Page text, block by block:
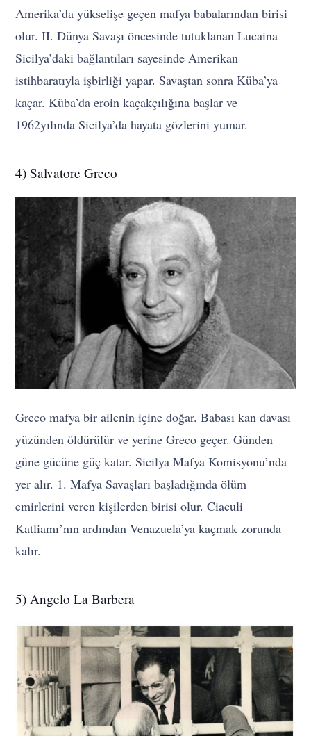
Amerika’da yükselişe geçen mafya babalarından birisi
olur. II. Dünya Savaşı öncesinde tutuklanan Lucaina
Sicilya’daki bağlantıları sayesinde Amerikan
istihbaratıyla işbirliği yapar. Savaştan sonra Küba’ya
kaçar. Küba’da eroin kaçakçılığına başlar ve
1962yılında Sicilya’da hayata gözlerini yumar.
4) Salvatore Greco
Greco mafya bir ailenin içine doğar. Babası kan davası
yüzünden öldürülür ve yerine Greco geçer. Günden
güne gücüne güç katar. Sicilya Mafya Komisyonu’nda
yer alır. 1. Mafya Savaşları başladığında ölüm
emirlerini veren kişilerden birisi olur. Ciaculi
Katliamı’nın ardından Venazuela’ya kaçmak zorunda
kalır.
5) Angelo La Barbera